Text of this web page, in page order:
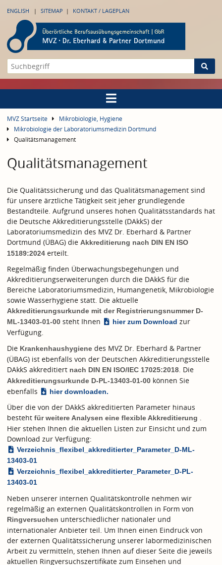
ENGLISH SITEMAP KONTAKT / LAGEPLAN
MVZ Startseite
Mikrobiologie, Hygiene
Mikrobiologie der Laboratoriumsmedizin Dortmund
Qualitätsmanagement
Qualitätsmanagement
Die Qualitätssicherung und das Qualitätsmanagement sind
für unsere ärztliche Tätigkeit seit jeher grundlegende
Bestandteile. Aufgrund unseres hohen Qualitätsstandards hat
die Deutsche Akkreditierungsstelle (DAkkS) der
Laboratoriumsmedizin des MVZ Dr. Eberhard & Partner
Dortmund (ÜBAG) die Akkreditierung nach DIN EN ISO
15189:2024 erteilt.
Regelmäßig finden Überwachungsbegehungen und
Akkreditierungserweiterungen durch die DAkkS für die
Bereiche Laboratoriumsmedizin, Humangenetik, Mikrobiologie
sowie Wasserhygiene statt. Die aktuelle
Akkreditierungsurkunde mit der Registrierungsnummer D-
ML-13403-01-00 steht Ihnen hier zum Download zur
Verfügung.
Die Krankenhaushygiene des MVZ Dr. Eberhard & Partner
(ÜBAG) ist ebenfalls von der Deutschen Akkreditierungsstelle
DAkkS akkreditiert nach DIN EN ISO/IEC 17025:2018 . Die
Akkreditierungsurkunde D-PL-13403-01-00 können Sie
ebenfalls
hier downloaden.
Über die von der DAkkS akkreditierten Parameter hinaus
besteht für weitere Analysen eine flexible Akkreditierung .
Hier stehen Ihnen die aktuellen Listen zur Einsicht und zum
Download zur Verfügung:
Verzeichnis_flexibel_akkreditierter_Parameter_D-ML-
13403-01
Verzeichnis_flexibel_akkreditierter_Parameter_D-PL-
13403-01
Neben unserer internen Qualitätskontrolle nehmen wir
regelmäßig an externen Qualitätskontrollen in Form von
Ringversuchen unterschiedlicher nationaler und
internationaler Anbieter teil. Um Ihnen einen Eindruck von
der externen Qualitätssicherung unserer labormedizinischen
Arbeit zu vermitteln, stehen Ihnen auf dieser Seite die jeweils
aktuellen Ringversuchszertifikate zum Einsehen und